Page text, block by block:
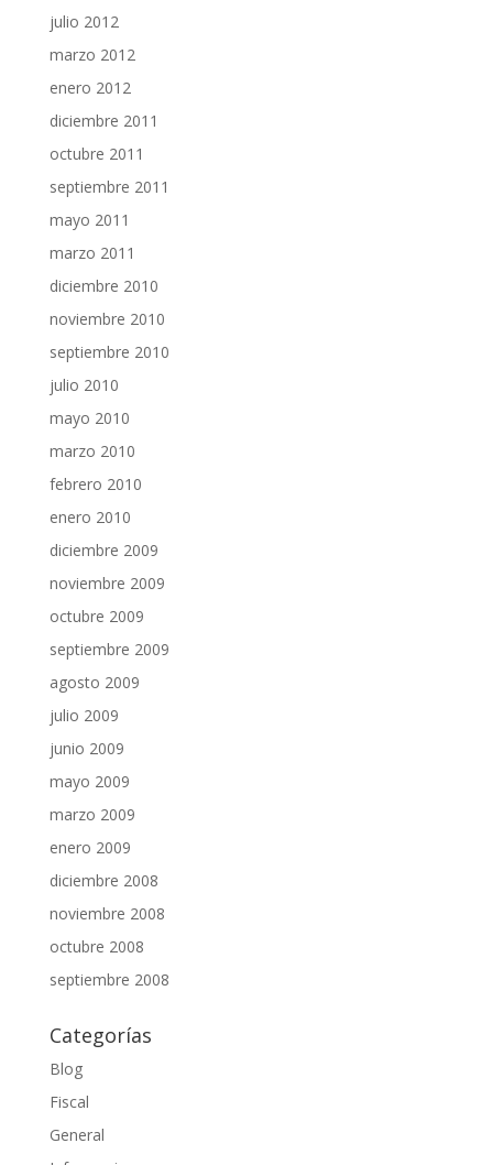
julio 2012
marzo 2012
enero 2012
diciembre 2011
octubre 2011
septiembre 2011
mayo 2011
marzo 2011
diciembre 2010
noviembre 2010
septiembre 2010
julio 2010
mayo 2010
marzo 2010
febrero 2010
enero 2010
diciembre 2009
noviembre 2009
octubre 2009
septiembre 2009
agosto 2009
julio 2009
junio 2009
mayo 2009
marzo 2009
enero 2009
diciembre 2008
noviembre 2008
octubre 2008
septiembre 2008
Categorías
Blog
Fiscal
General